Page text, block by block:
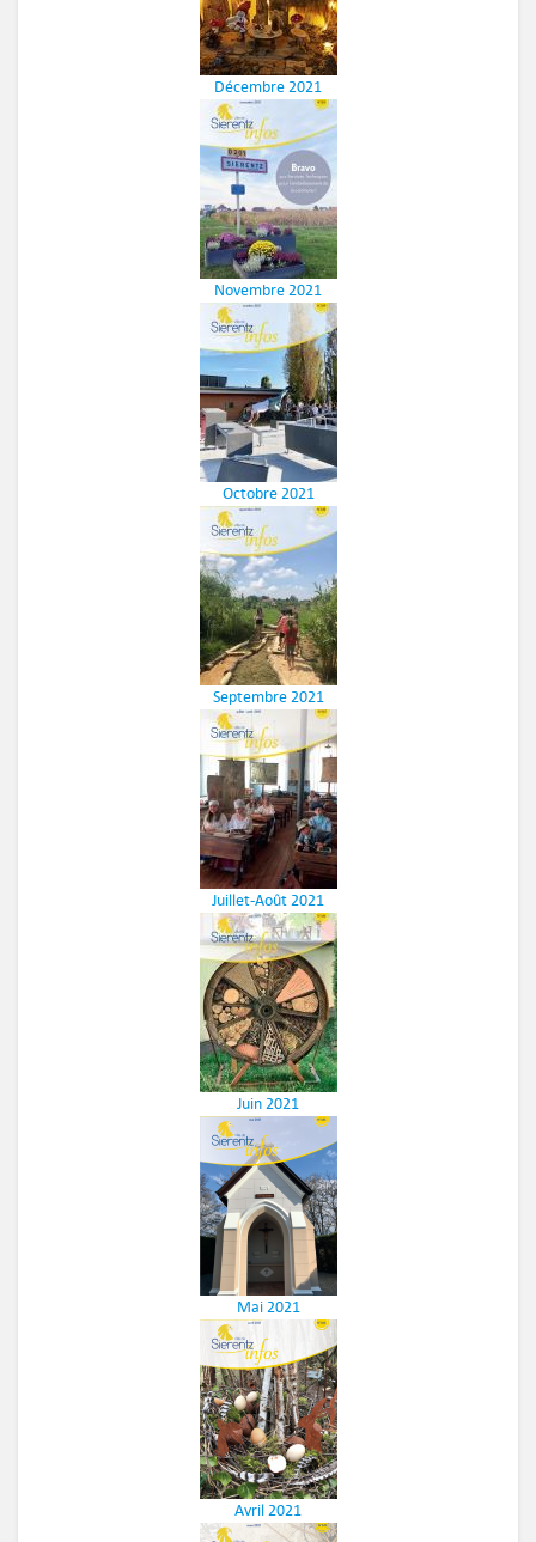
Décembre 2021
Novembre 2021
Octobre 2021
Septembre 2021
Juillet-Août 2021
Juin 2021
Mai 2021
Avril 2021